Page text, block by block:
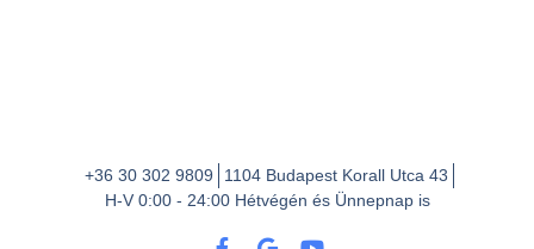
+36 30 302 9809
1104 Budapest Korall Utca 43
H-V 0:00 - 24:00 Hétvégén és Ünnepnap is